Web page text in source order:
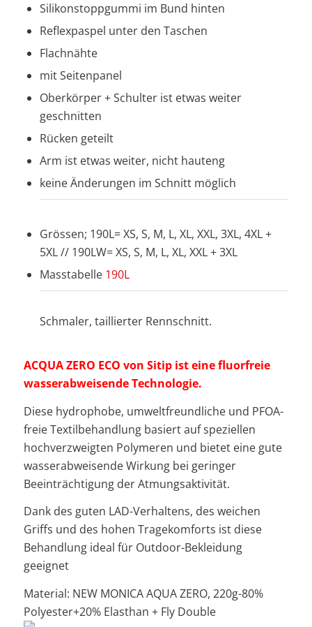
Silikonstoppgummi im Bund hinten
Reflexpaspel unter den Taschen
Flachnähte
mit Seitenpanel
Oberkörper + Schulter ist etwas weiter
geschnitten
Rücken geteilt
Arm ist etwas weiter, nicht hauteng
keine Änderungen im Schnitt möglich
Grössen; 190L= XS, S, M, L, XL, XXL, 3XL, 4XL +
5XL // 190LW= XS, S, M, L, XL, XXL + 3XL
Masstabelle 190L
Schmaler, taillierter Rennschnitt.
ACQUA ZERO ECO von Sitip ist eine fluorfreie
wasserabweisende Technologie.
Diese hydrophobe, umweltfreundliche und PFOA-
freie Textilbehandlung basiert auf speziellen
hochverzweigten Polymeren und bietet eine gute
wasserabweisende Wirkung bei geringer
Beeinträchtigung der Atmungsaktivität.
Dank des guten LAD-Verhaltens, des weichen
Griffs und des hohen Tragekomforts ist diese
Behandlung ideal für Outdoor-Bekleidung
geeignet
Material: NEW MONICA AQUA ZERO, 220g-80%
Polyester+20% Elasthan + Fly Double